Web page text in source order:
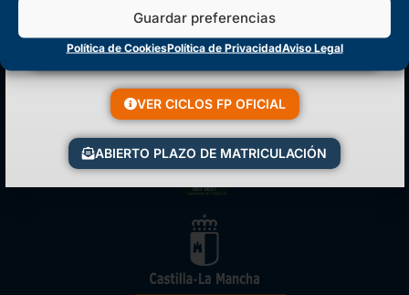
Guardar preferencias
Política de CookiesPolítica de PrivacidadAviso Legal
CENTRO DE FORMACIÓN
PROFESIONAL
VER CICLOS FP OFICIAL
ABIERTO PLAZO DE MATRICULACIÓN